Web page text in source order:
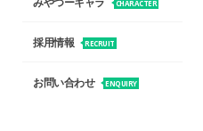
CHARACTER
採用情報 RECRUIT
お問い合わせ ENQUIRY